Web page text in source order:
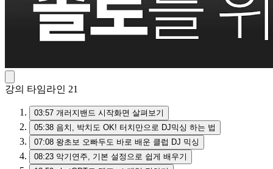
강의 타임라인 21
03:57 개러지밴드 시작화면 살펴보기
05:38 음치, 박치도 OK! 터치만으로 DJ믹싱 하는 법
07:08 왕초보 오빠두도 바로 배운 클럽 DJ 믹싱
08:23 악기연주, 기본 설정으로 쉽게 배우기